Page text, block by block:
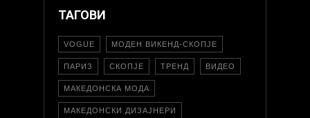
ТАГОВИ
VOGUE МОДЕН ВИКЕНД-СКОПЈЕ
ПАРИЗ СКОПЈЕ ТРЕНД ВИДЕО
МАКЕДОНСКА МОДА
МАКЕДОНСКИ ДИЗАЈНЕРИ